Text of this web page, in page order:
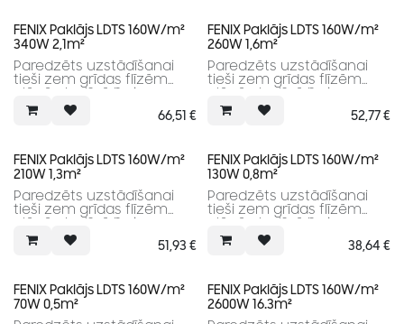
FENIX Paklājs LDTS 160W/m²
340W 2,1m²
Paredzēts uzstādīšanai
tieši zem grīdas flīzēm
plānā elastīgā līmjavas
kārtā vai pašizlīdzinošā
grīdā. Komplektā nav66,51 €
FENIX Paklājs LDTS 160W/m²
260W 1,6m²
Paredzēts uzstādīšanai
tieši zem grīdas flīzēm
plānā elastīgā līmjavas
kārtā vai pašizlīdzinošā
grīdā. Komplektā nav52,77€
FENIX Paklājs LDTS 160W/m²
210W 1,3m²
Paredzēts uzstādīšanai
tieši zem grīdas flīzēm
plānā elastīgā līmjavas
kārtā vai pašizlīdzinošā
grīdā. Komplektā nav51,93 €
FENIX Paklājs LDTS 160W/m²
130W 0,8m²
Paredzēts uzstādīšanai
tieši zem grīdas flīzēm
plānā elastīgā līmjavas
kārtā vai pašizlīdzinošā
grīdā. Komplektā nav38,64 €
FENIX Paklājs LDTS 160W/m²
70W 0,5m²
FENIX Paklājs LDTS 160W/m²
2600W 16.3m²